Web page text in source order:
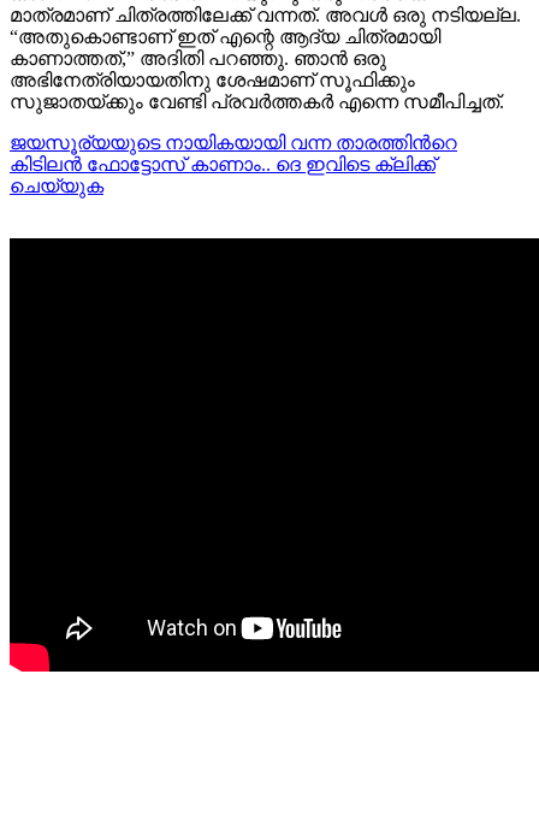
മാത്രമാണ് ചിത്രത്തിലേക്ക് വന്നത്. അവൾ ഒരു നടിയല്ല.
“അതുകൊണ്ടാണ് ഇത് എന്റെ ആദ്യ ചിത്രമായി
കാണാത്തത്,” അദിതി പറഞ്ഞു. ഞാൻ ഒരു
അഭിനേത്രിയായതിനു ശേഷമാണ് സൂഫിക്കും
സുജാതയ്ക്കും വേണ്ടി പ്രവർത്തകർ എന്നെ സമീപിച്ചത്.
ജയസൂര്യയുടെ നായികയായി വന്ന താരത്തിന്‍റെ
കിടിലന്‍ ഫോട്ടോസ് കാണാം.. ദെ ഇവിടെ ക്ലിക്ക്
ചെയ്യുക